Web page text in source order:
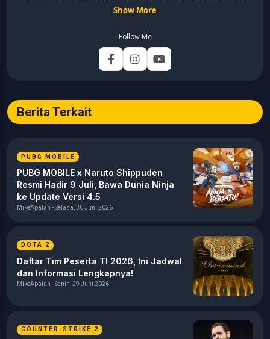
pencari (SEO) untuk audiens media digital. Lulusan Universitas
mengenai kaidah jurnalistik, etika media, verifikasi informasi,
dan teknik penulisan profesional. Berfokus pada
pengembangan konten yang mengutamakan akurasi,
relevansi, dan analisis mendalam. Memastikan artikel
esports yang tajam dan berbobot bagi pembaca. Berbagai
analisis taktis dan meta game mobile, perkembangan industri
gaming, teknologi, media digital, hingga dinamika komunitas
gamers di Indonesia.
Show More
Follow Me
Berita Terkait
PUBG MOBILE
PUBG MOBILE x Naruto Shippuden
Resmi Hadir 9 Juli, Bawa Dunia Ninja
ke Update Versi 4.5
MikeApalah - Selasa, 30 Juni 2026
DOTA 2
Daftar Tim Peserta TI 2026, Ini Jadwal
dan Informasi Lengkapnya!
MikeApalah - Senin, 29 Juni 2026
COUNTER-STRIKE 2